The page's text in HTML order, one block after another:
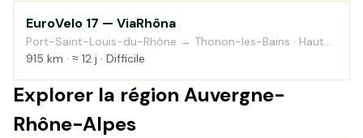
Au fil de l'eau
EuroVelo 17 — ViaRhôna
Port-Saint-Louis-du-Rhône → Thonon-les-Bains · Haute-
Savoie
915 km · ≈ 12 j · Difficile
Explorer la région Auvergne-
Rhône-Alpes